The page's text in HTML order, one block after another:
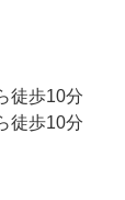
徒歩10分
徒歩10分